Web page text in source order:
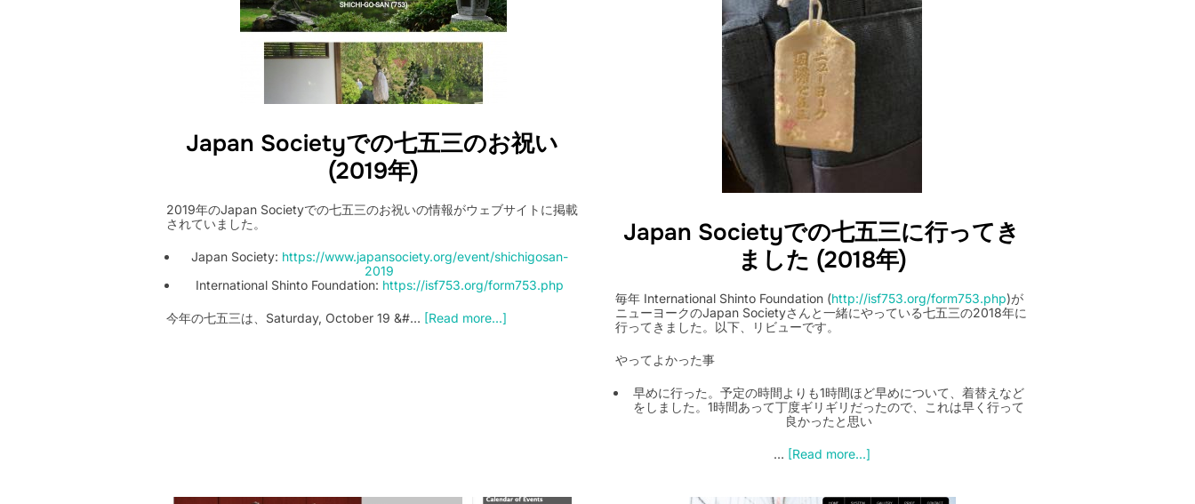
Japan Societyでの七五三のお祝い
(2019年)
2019年のJapan Societyでの七五三のお祝いの情報がウェブサイトに掲載
されていました。
Japan Society: https://www.japansociety.org/event/shichigosan-
2019
International Shinto Foundation: https://isf753.org/form753.php
今年の七五三は、Saturday, October 19 &#… [Read more...]
Japan Societyでの七五三に行ってき
ました (2018年)
毎年 International Shinto Foundation (http://isf753.org/form753.php)が
ニューヨークのJapan Societyさんと一緒にやっている七五三の2018年に
行ってきました。以下、リビューです。
やってよかった事
早めに行った。予定の時間よりも1時間ほど早めについて、着替えなど
をしました。1時間あって丁度ギリギリだったので、これは早く行って
良かったと思い
… [Read more...]